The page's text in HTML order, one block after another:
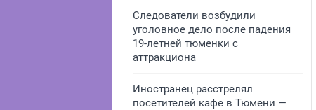
Следователи возбудили
уголовное дело после падения
19-летней тюменки с
аттракциона
Иностранец расстрелял
посетителей кафе в Тюмени —